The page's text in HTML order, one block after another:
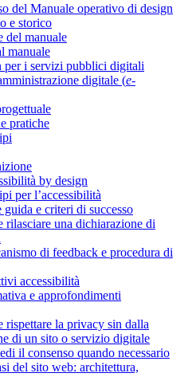
del Manuale operativo di design
e storico
del manuale
manuale
per i servizi pubblici digitali
digitale (e-
pratiche
by design
per l’accessibilità
guida e criteri di successo
rilasciare una dichiarazione di
di feedback e procedura di
accessibilità
e approfondimenti
rispettare la privacy sin dalla
di un sito o servizio digitale
il consenso quando necessario
del sito web: architettura,